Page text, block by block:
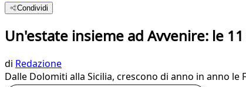
Condividi
Un'estate insieme ad Avvenire: le
di Redazione
Dalle Dolomiti alla Sicilia, crescono di anno in anno